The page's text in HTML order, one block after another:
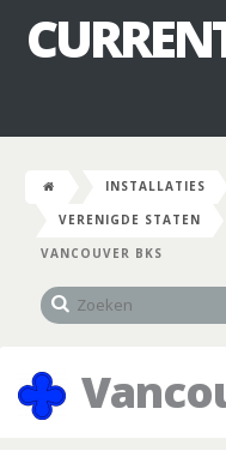
INSTALLATIES
VERENIGDE STATEN
VANCOUVER BKS